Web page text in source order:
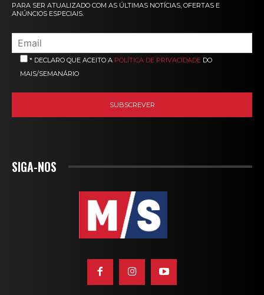
PARA SER ATUALIZADO COM AS ÚLTIMAS NOTÍCIAS, OFERTAS E
ANÚNCIOS ESPECIAIS.
* DECLARO QUE ACEITO A POLÍTICA DE PRIVACIDADE DO
MAIS/SEMANÁRIO
SIGA-NOS